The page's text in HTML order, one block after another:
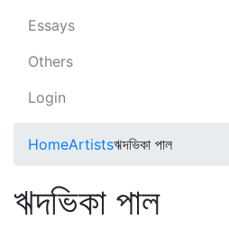
Essays
Others
Login
HomeArtistsঋদভিকা পাল
ঋদভিকা পাল